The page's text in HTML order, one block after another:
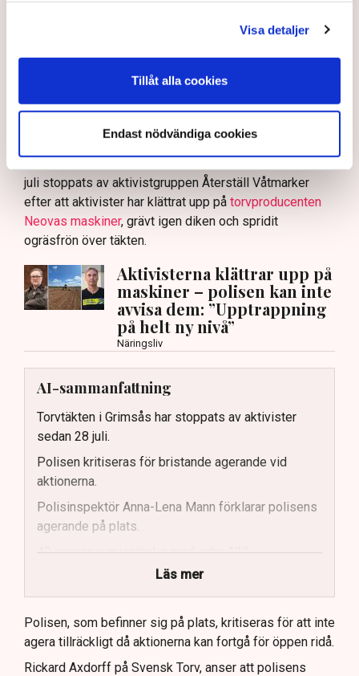
Visa detaljer
Tillåt alla cookies
Endast nödvändiga cookies
Polisen tillbakavisar kritiken om brist
på agerande mot aktivistaktionerna vid
torvtäkten i Grimsås. ”Det har gjorts
både avvisanden, avlägsnanden och
gripanden”, säger Anna-Lena Mann,
polisinspektör i region Väst, till TN.
juli stoppats av aktivistgruppen Återställ Våtmarker
efter att aktivister har klättrat upp på torvproducenten
Neovas maskiner, grävt igen diken och spridit
ogräsfrön över täkten.
Aktivisterna klättrar upp på
maskiner – polisen kan inte
avvisa dem: ”Upptrappning
på helt ny nivå”
Näringsliv
AI-sammanfattning
Torvtäkten i Grimsås har stoppats av aktivister
sedan 28 juli.
Polisen kritiseras för bristande agerande vid
aktionerna.
Polisinspektör Anna-Lena Mann förklarar polisens
agerande på plats.
40 personer misstänks med cirka 120
brottsmisstankar kopplade.
Polisen använder drönare och uniformerad polis
för att dokumentera bevis.
Samtidigt är polisarbetet komplext när det gäller
att navigera juridiska rättigheter och gränser.
Läs mer
Polisen, som befinner sig på plats, kritiseras för att inte
agera tillräckligt då aktionerna kan fortgå för öppen ridå.
Rickard Axdorff på Svensk Torv, anser att polisens